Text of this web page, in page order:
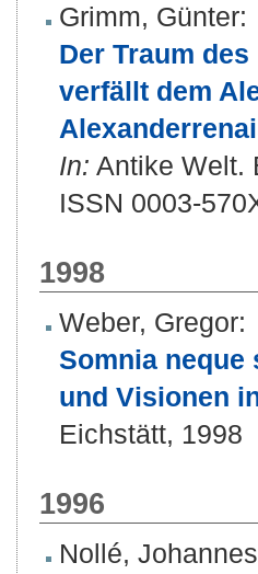
Grimm, Günter:
Der Traum
verfällt dem
In: Antike Welt.
ISSN 0003-
1998
Weber, Gregor:
Somnia neque
und Visionen
Eichstätt, 1998
1996
Nollé, Johannes